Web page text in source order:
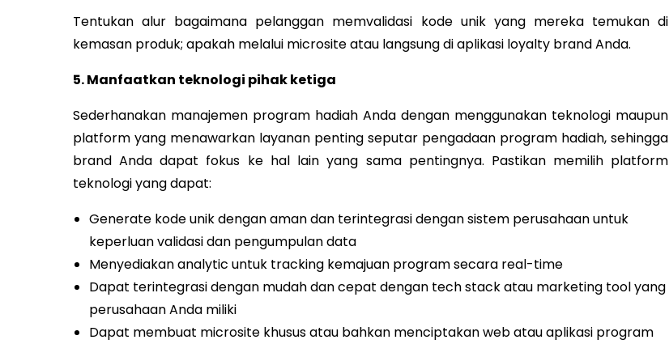
Tentukan alur bagaimana pelanggan memvalidasi kode unik yang mereka temukan di
kemasan produk; apakah melalui microsite atau langsung di aplikasi loyalty brand Anda.
5. Manfaatkan teknologi pihak ketiga
Sederhanakan manajemen program hadiah Anda dengan menggunakan teknologi maupun
platform yang menawarkan layanan penting seputar pengadaan program hadiah, sehingga
brand Anda dapat fokus ke hal lain yang sama pentingnya. Pastikan memilih platform
teknologi yang dapat:
Generate kode unik dengan aman dan terintegrasi dengan sistem perusahaan untuk
keperluan validasi dan pengumpulan data
Menyediakan analytic untuk tracking kemajuan program secara real-time
Dapat terintegrasi dengan mudah dan cepat dengan tech stack atau marketing tool yang
perusahaan Anda miliki
Dapat membuat microsite khusus atau bahkan menciptakan web atau aplikasi program